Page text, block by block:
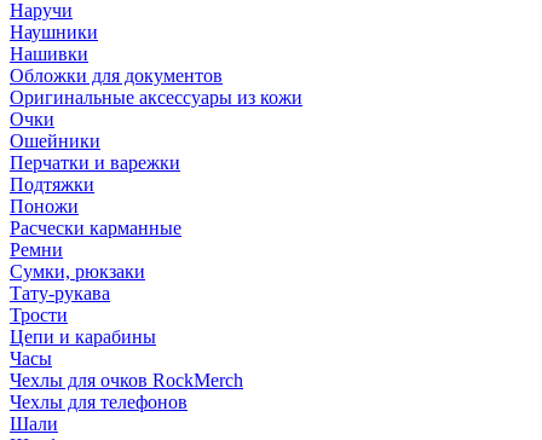
Наручи
Наушники
Нашивки
Обложки для документов
Оригинальные аксессуары из кожи
Очки
Ошейники
Перчатки и варежки
Подтяжки
Поножи
Расчески карманные
Ремни
Сумки, рюкзаки
Тату-рукава
Трости
Цепи и карабины
Часы
Чехлы для очков RockMerch
Чехлы для телефонов
Шали